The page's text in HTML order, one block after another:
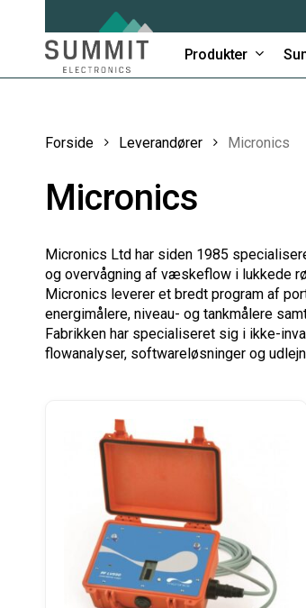
Produkter
Forside Leverandører Micronics
Micronics
Micronics Ltd har siden 1985
og overvågning af væskeflow i lukkede
Micronics leverer et bredt program af
energimålere, niveau- og tankmålere
Fabrikken har specialiseret sig i ikke-
flowanalyser, softwareløsninger og